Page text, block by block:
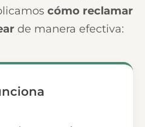
cómo reclamar
de manera efectiva: